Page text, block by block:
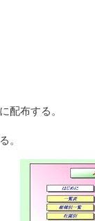
配布する。
。